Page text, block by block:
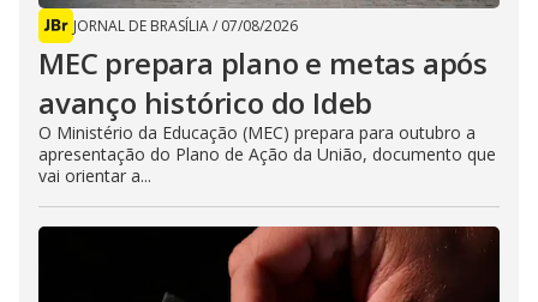
JORNAL DE BRASÍLIA/ 07/08/2026
MEC prepara plano e metas após
avanço histórico do Ideb
O Ministério da Educação (MEC) prepara para outubro a
apresentação do Plano de Ação da União, documento que
vai orientar a...